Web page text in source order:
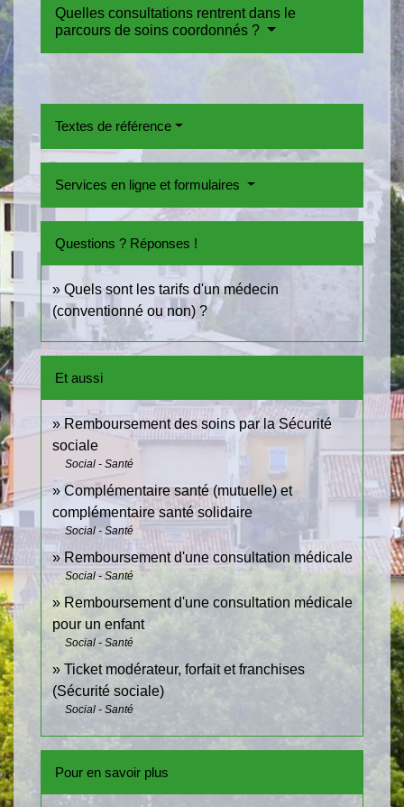
Quelles consultations rentrent dans le
parcours de soins coordonnés ?
Textes de référence
Services en ligne et formulaires
Questions ? Réponses !
Quels sont les tarifs d'un médecin
(conventionné ou non) ?
Et aussi
Remboursement des soins par la Sécurité
sociale
Social - Santé
Complémentaire santé (mutuelle) et
complémentaire santé solidaire
Social - Santé
Remboursement d'une consultation médicale
Social - Santé
Remboursement d'une consultation médicale
pour un enfant
Social - Santé
Ticket modérateur, forfait et franchises
(Sécurité sociale)
Social - Santé
Pour en savoir plus